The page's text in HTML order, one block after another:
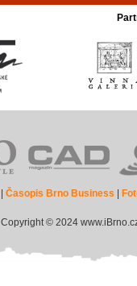
|Časopis Brno Business
Copyright © 2024